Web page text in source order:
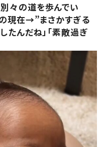
々の道を歩んでい
現在→”まさかすぎる
たんだね」「素敵過ぎ